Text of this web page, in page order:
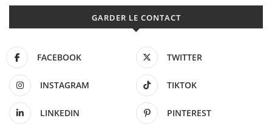
GARDER LE CONTACT
FACEBOOK TWITTER
INSTAGRAM TIKTOK
LINKEDIN PINTEREST